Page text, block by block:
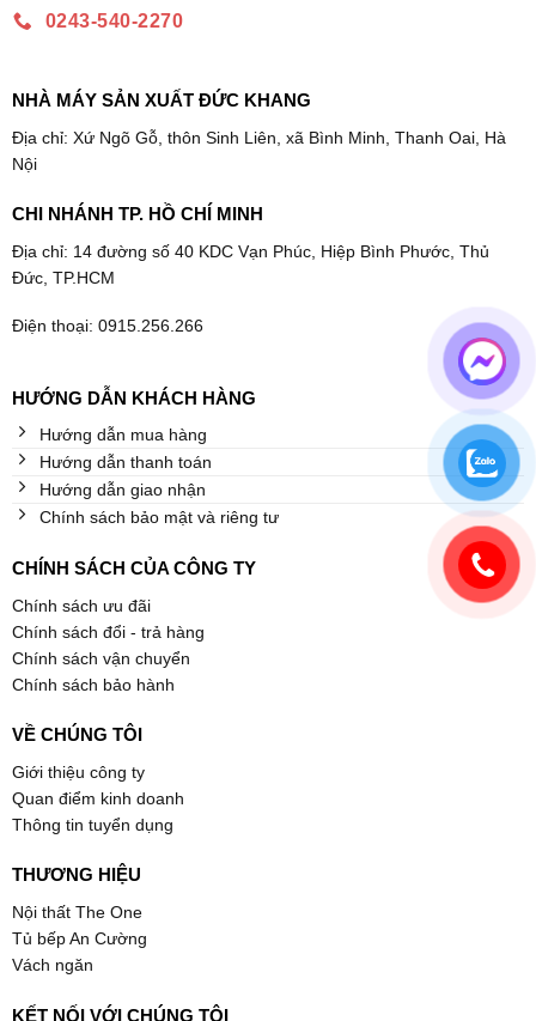
0243-540-2270
NHÀ MÁY SẢN XUẤT ĐỨC KHANG
Địa chỉ: Xứ Ngõ Gỗ, thôn Sinh Liên, xã Bình Minh, Thanh Oai, Hà
Nội
CHI NHÁNH TP. HỒ CHÍ MINH
Địa chỉ: 14 đường số 40 KDC Vạn Phúc, Hiệp Bình Phước, Thủ
Đức, TP.HCM
Điện thoại: 0915.256.266
HƯỚNG DẪN KHÁCH HÀNG
Hướng dẫn mua hàng
Hướng dẫn thanh toán
Hướng dẫn giao nhận
Chính sách bảo mật và riêng tư
CHÍNH SÁCH CỦA CÔNG TY
Chính sách ưu đãi
Chính sách đổi - trả hàng
Chính sách vận chuyển
Chính sách bảo hành
VỀ CHÚNG TÔI
Giới thiệu công ty
Quan điểm kinh doanh
Thông tin tuyển dụng
THƯƠNG HIỆU
Nội thất The One
Tủ bếp An Cường
Vách ngăn
KẾT NỐI VỚI CHÚNG TÔI